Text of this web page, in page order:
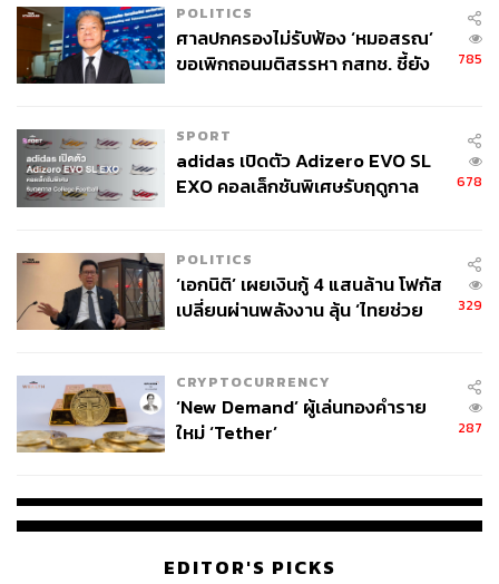
ฐานิส สุดโต
บรรณาธิการภาพ ประจำสำนักข่าว THE
STANDARD
POLITICS
ศาลปกครองไม่รับฟ้อง ‘หมอสรณ’
ขอเพิกถอนมติสรรหา กสทช. ชี้ยัง
785
SPORT
adidas เปิดตัว Adizero EVO SL
EXO คอลเล็กชันพิเศษรับฤดูกาล
678
POLITICS
‘เอกนิติ’ เผยเงินกู้ 4 แสนล้าน โฟกัส
เปลี่ยนผ่านพลังงาน ลุ้น ‘ไทยช่วย
329
CRYPTOCURRENCY
‘New Demand’ ผู้เล่นทองคำราย
ใหม่ ‘Tether’
287
EDITOR'S PICKS